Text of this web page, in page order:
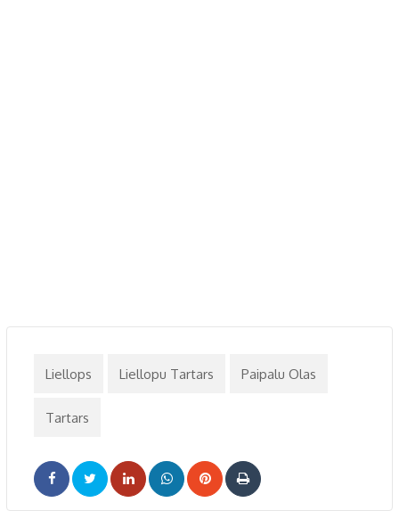
Liellops Liellopu Tartars Paipalu Olas
Tartars
LinkedInWhatsappPinterest
Print